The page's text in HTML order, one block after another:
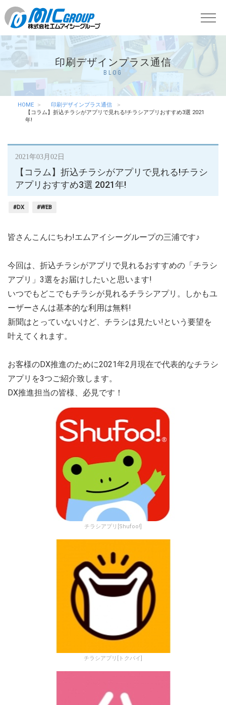
印刷デザインプラス通信
BLOG
HOME
印刷デザインプラス通信
【コラム】折込チラシがアプリで見れる!チラシアプリおすすめ3選 2021
年!
2021年03月02日
【コラム】折込チラシがアプリで見れる!チラシ
アプリおすすめ3選 2021年!
#DX #WEB
皆さんこんにちわ!エムアイシーグループの三浦です♪
今回は、折込チラシがアプリで見れるおすすめの「チラシ
アプリ」3選をお届けしたいと思います!
いつでもどこでもチラシが見れるチラシアプリ。しかもユ
ーザーさんは基本的な利用は無料!
新聞はとっていないけど、チラシは見たい!という要望を
叶えてくれます。
お客様のDX推進のために2021年2月現在で代表的なチラシ
アプリを3つご紹介致します。
DX推進担当の皆様、必見です！
チラシアプリ[Shufoo!]
チラシアプリ[トクバイ]